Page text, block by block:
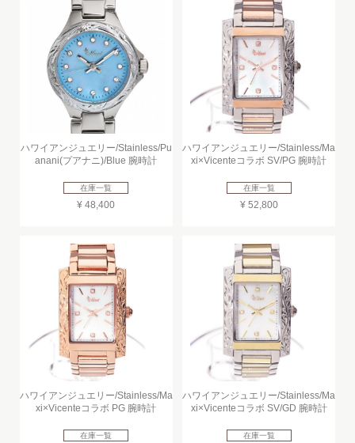
ハワイアンジュエリー/Stainless/Pu
anani(プアナニ)/Blue 腕時計
在庫一覧
¥ 48,400
ハワイアンジュエリー/Stainless/Ma
xi×Vicenteコラボ SV/PG 腕時計
在庫一覧
¥ 52,800
ハワイアンジュエリー/Stainless/Ma
xi×Vicenteコラボ PG 腕時計
在庫一覧
ハワイアンジュエリー/Stainless/Ma
xi×Vicenteコラボ SV/GD 腕時計
在庫一覧